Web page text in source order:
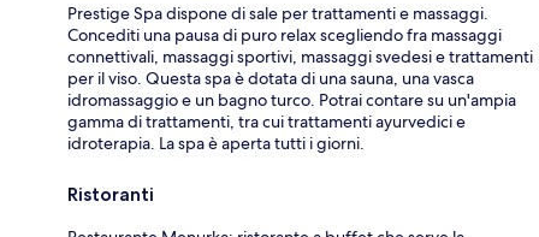
Prestige Spa dispone di sale per trattamenti e massaggi.
Concediti una pausa di puro relax scegliendo fra massaggi
connettivali, massaggi sportivi, massaggi svedesi e trattamenti
per il viso. Questa spa è dotata di una sauna, una vasca
idromassaggio e un bagno turco. Potrai contare su un'ampia
gamma di trattamenti, tra cui trattamenti ayurvedici e
idroterapia. La spa è aperta tutti i giorni.
Ristoranti